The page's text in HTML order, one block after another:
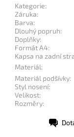
Kategorie:
Záruka:
Barva:
Dlouhý popruh:
Doplňky:
Formát A4:
Kapsa na zadní
Materiál:
Materiál podšívky:
Styl nosení:
Velikost:
Rozměry: